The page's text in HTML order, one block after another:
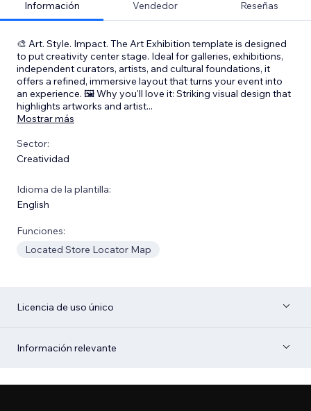
Información Vendedor Reseñas
🎨 Art. Style. Impact. The Art Exhibition template is designed
to put creativity center stage. Ideal for galleries, exhibitions,
independent curators, artists, and cultural foundations, it
offers a refined, immersive layout that turns your event into
an experience. 🖼️ Why you'll love it: Striking visual design that
highlights artworks and artist...
Mostrar más
Sector:
Creatividad
Idioma de la plantilla:
English
Funciones:
Located Store Locator Map
Licencia de uso único
Información relevante